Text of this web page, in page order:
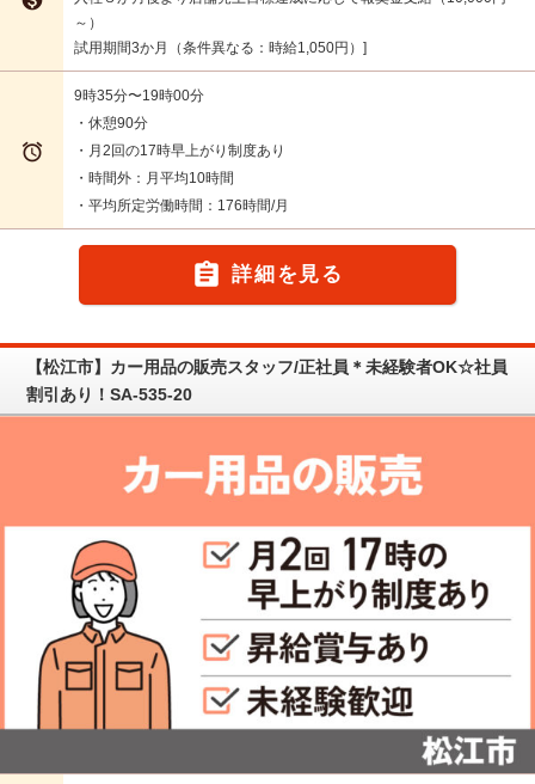
～）
試用期間3か月（条件異なる：時給1,050円）

9時35分〜19時00分
・休憩90分
・月2回の17時早上がり制度あり
・時間外：月平均10時間
・平均所定労働時間：176時間/月
 詳細を見る
【松江市】カー用品の販売スタッフ/正社員＊未経験者OK☆社員
割引あり！SA-535-20